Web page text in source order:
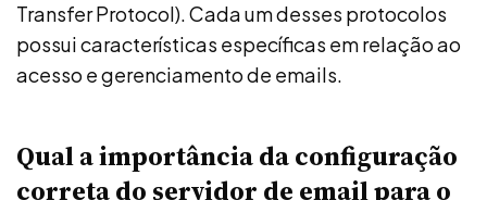
Transfer Protocol). Cada um desses protocolos
possui características específicas em relação ao
acesso e gerenciamento de emails.
Qual a importância da configuração
correta do servidor de email para o